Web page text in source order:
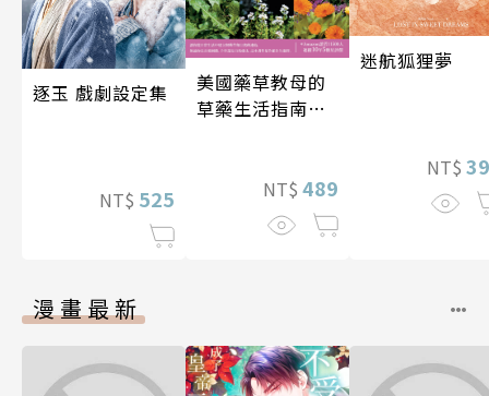
逐玉 戲劇設定集
NT$ 525
美國藥草教母的
草藥生活指南
NT$ 489
迷航狐狸夢
NT$
漫畫最新